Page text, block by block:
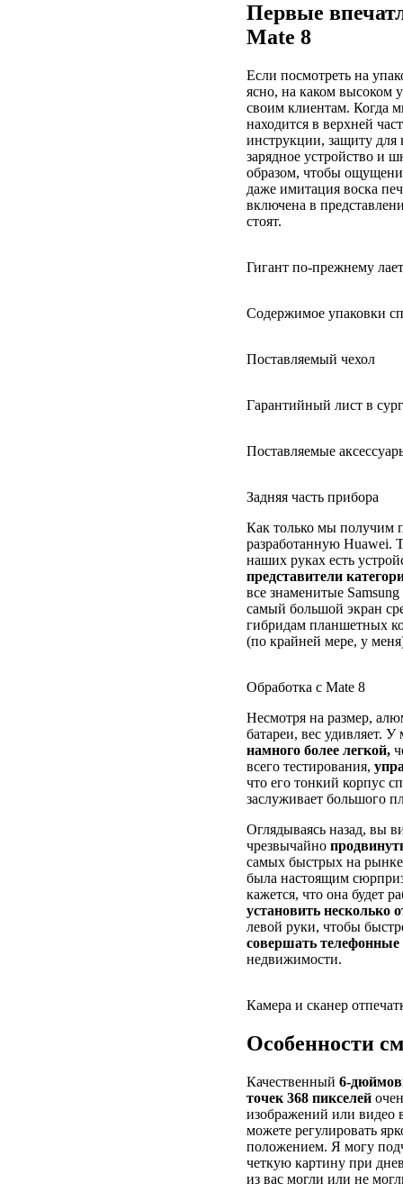
Первые
Mate 8
Если посмотреть на
ясно, на каком высоком
своим клиентам. Когда
находится в верхней
инструкции, защиту
зарядное устройство и
образом, чтобы
даже имитация воска
включена в
стоят.
Гигант по-прежнему лает
Содержимое упаковки
Поставляемый чехол
Гарантийный лист в
Поставляемые
Задняя часть прибора
Как только мы получим
разработанную Huawei.
наших руках есть
представители
все знаменитые
самый большой экран
гибридам планшетных
(по крайней мере, у
Обработка с Mate 8
Несмотря на размер,
батареи, вес удивляет.
намного более легкой,
всего тестирования,
что его тонкий корпус
заслуживает большого
Оглядываясь назад, вы
чрезвычайно
самых быстрых на
была настоящим
кажется, что она будет
установить несколько
левой руки, чтобы
совершать телефонные
недвижимости.
Камера и сканер
Особенности
Качественный 6-
точек 368 пикселей
изображений или видео
можете регулировать
положением. Я могу
четкую картину при
из вас могли или не